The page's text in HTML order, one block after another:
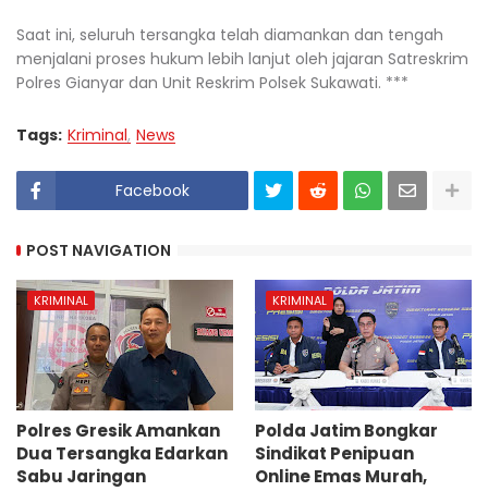
Saat ini, seluruh tersangka telah diamankan dan tengah
menjalani proses hukum lebih lanjut oleh jajaran Satreskrim
Polres Gianyar dan Unit Reskrim Polsek Sukawati. ***
Tags: Kriminal News
Facebook
POST NAVIGATION
KRIMINAL
Polres Gresik Amankan
Dua Tersangka Edarkan
Sabu Jaringan
KRIMINAL
Polda Jatim Bongkar
Sindikat Penipuan
Online Emas Murah,